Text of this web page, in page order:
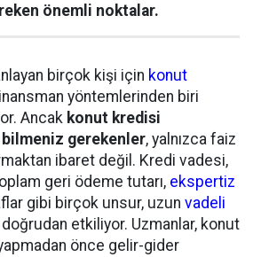
önemli noktalar.
birçok kişi için konut
yöntemlerinden biri
Ancak konut kredisi
bilmeniz gerekenler, yalnızca faiz
ibaret değil. Kredi vadesi,
geri ödeme tutarı, ekspertiz
gibi birçok unsur, uzun vadeli
etkiliyor. Uzmanlar, konut
önce gelir-gider